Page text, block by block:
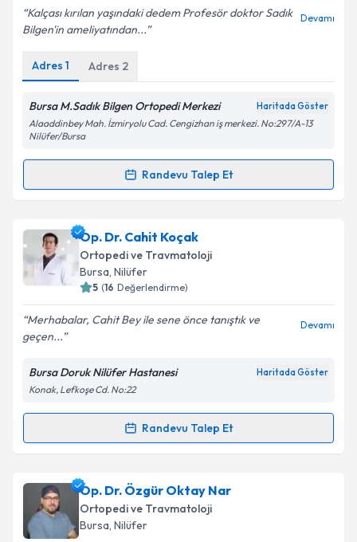
E-posta Adresiniz
Kişisel verilerimin işlenmesine ilişkinAydınlatma
Metni'ni okudum ve kişisel verilerimin belirtilen
kapsamda işlenmesini kabul ediyorum.
Takvim Talebini Gönder
Kalçası kırılan yaşındaki dedem Profesör doktor Sadık
Bilgen'in ameliyatından...
Devamı
Adres 1 Adres 2
Bursa M.Sadık Bilgen Ortopedi Merkezi Haritada Göster
Alaaddinbey Mah. İzmiryolu Cad. Cengizhan iş merkezi. No:297/A-13
Nilüfer/Bursa
Randevu Talep Et
Randevu Takvimi Talebi
Prof. Dr. M.Sadık Bilgeniçin randevu takvimi talebi
oluşturun. Size bu uzmandan randevu almanız için bir
takvim hazırlandığında e-posta ile bilgilendireceğiz.
Kişisel verilerimin işlenmesine ilişkin
Aydınlatma
Metni'ni okudum ve kişisel verilerimin belirtilen
kapsamda işlenmesini kabul ediyorum.
Op. Dr. Cahit Koçak
Ortopedi ve Travmatoloji
Bursa, Nilüfer
5 (16 Değerlendirme)
Merhabalar, Cahit Bey ile sene önce tanıştık ve
geçen...
Devamı
Bursa Doruk Nilüfer Hastanesi Haritada Göster
Konak, Lefkoşe Cd. No:22
Randevu Talep Et
Randevu Takvimi Talebi
Op. Dr. Cahit Koçakiçin randevu takvimi talebi
oluşturun. Size bu uzmandan randevu almanız için bir
takvim hazırlandığında e-posta ile bilgilendireceğiz.
Op. Dr. Özgür Oktay Nar
Ortopedi ve Travmatoloji
Bursa, Nilüfer